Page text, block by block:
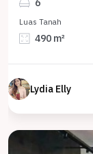
6
Luas Tanah
490 m²
Lydia Elly